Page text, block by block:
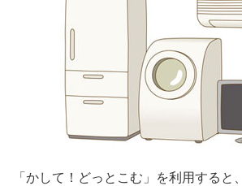
「かして！どっとこむ」を利用すると